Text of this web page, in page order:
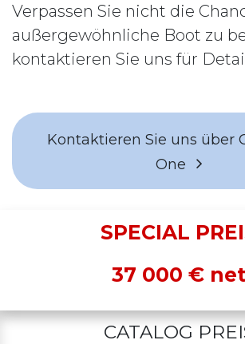
Verpassen Sie nicht die
außergewöhnliche Boot zu
kontaktieren Sie uns für
Kontaktieren Sie uns über
One
SPECIAL
37 000 €
CATALOG